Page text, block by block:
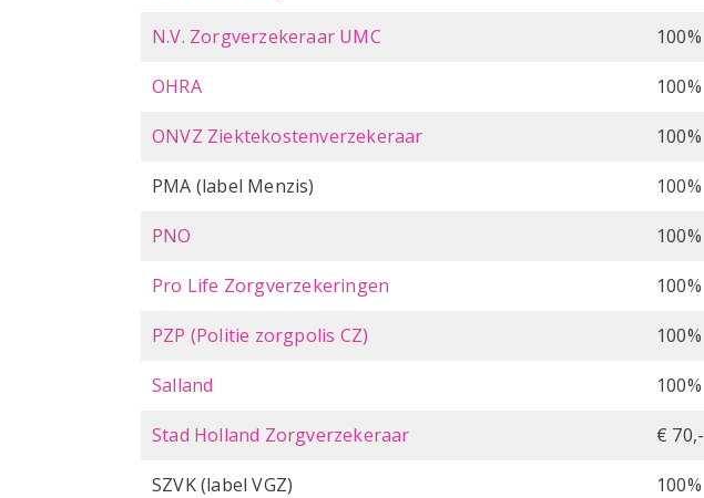
N.V. Zorgverzekeraar UMC 100%
OHRA 100%
ONVZ Ziektekostenverzekeraar 100%
PMA (label Menzis) 100%
PNO 100%
Pro Life Zorgverzekeringen 100%
PZP (Politie zorgpolis CZ) 100%
Salland 100%
Stad Holland Zorgverzekeraar € 70,-
SZVK (label VGZ) 100%